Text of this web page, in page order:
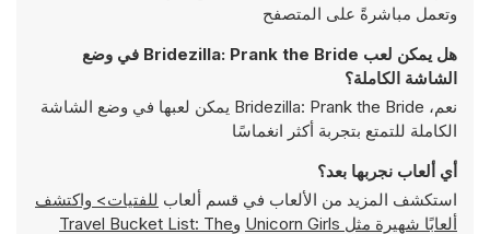
وتعمل مباشرةً على المتصفح
هل يمكن لعب Bridezilla: Prank the Bride في وضع
الشاشة الكاملة؟
نعم، Bridezilla: Prank the Bride يمكن لعبها في وضع الشاشة
الكاملة للتمتع بتجربة أكثر انغماسًا
أي ألعاب نجربها بعد؟
استكشف المزيد من الألعاب في قسم ألعاب
للفتيات> واكتشف
ألعابًا شهيرة مثل Unicorn Girls وTravel Bucket List: The